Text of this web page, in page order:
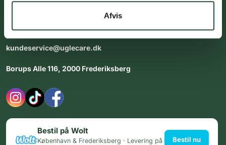
Afvis
Åbningstider i butikken:
kundeservice@uglecare.dk
Borups Alle 116, 2000 Frederiksberg
Bestil på Wolt
København & Frederiksberg · Levering på
Bestil nu